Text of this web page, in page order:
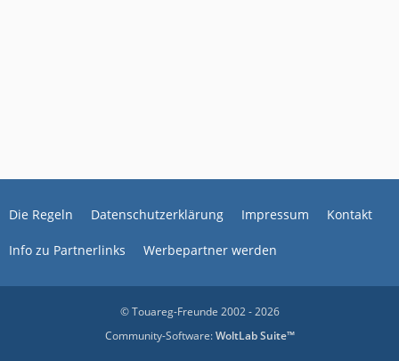
Die Regeln Datenschutzerklärung Impressum Kontakt
Info zu Partnerlinks Werbepartner werden
© Touareg-Freunde 2002 - 2026
Community-Software:WoltLab Suite™